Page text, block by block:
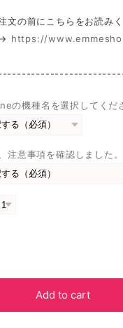
文の前にこちらをお読み
https://
の機種名を選択してくだ
注意事項を確認しました。
Add to cart